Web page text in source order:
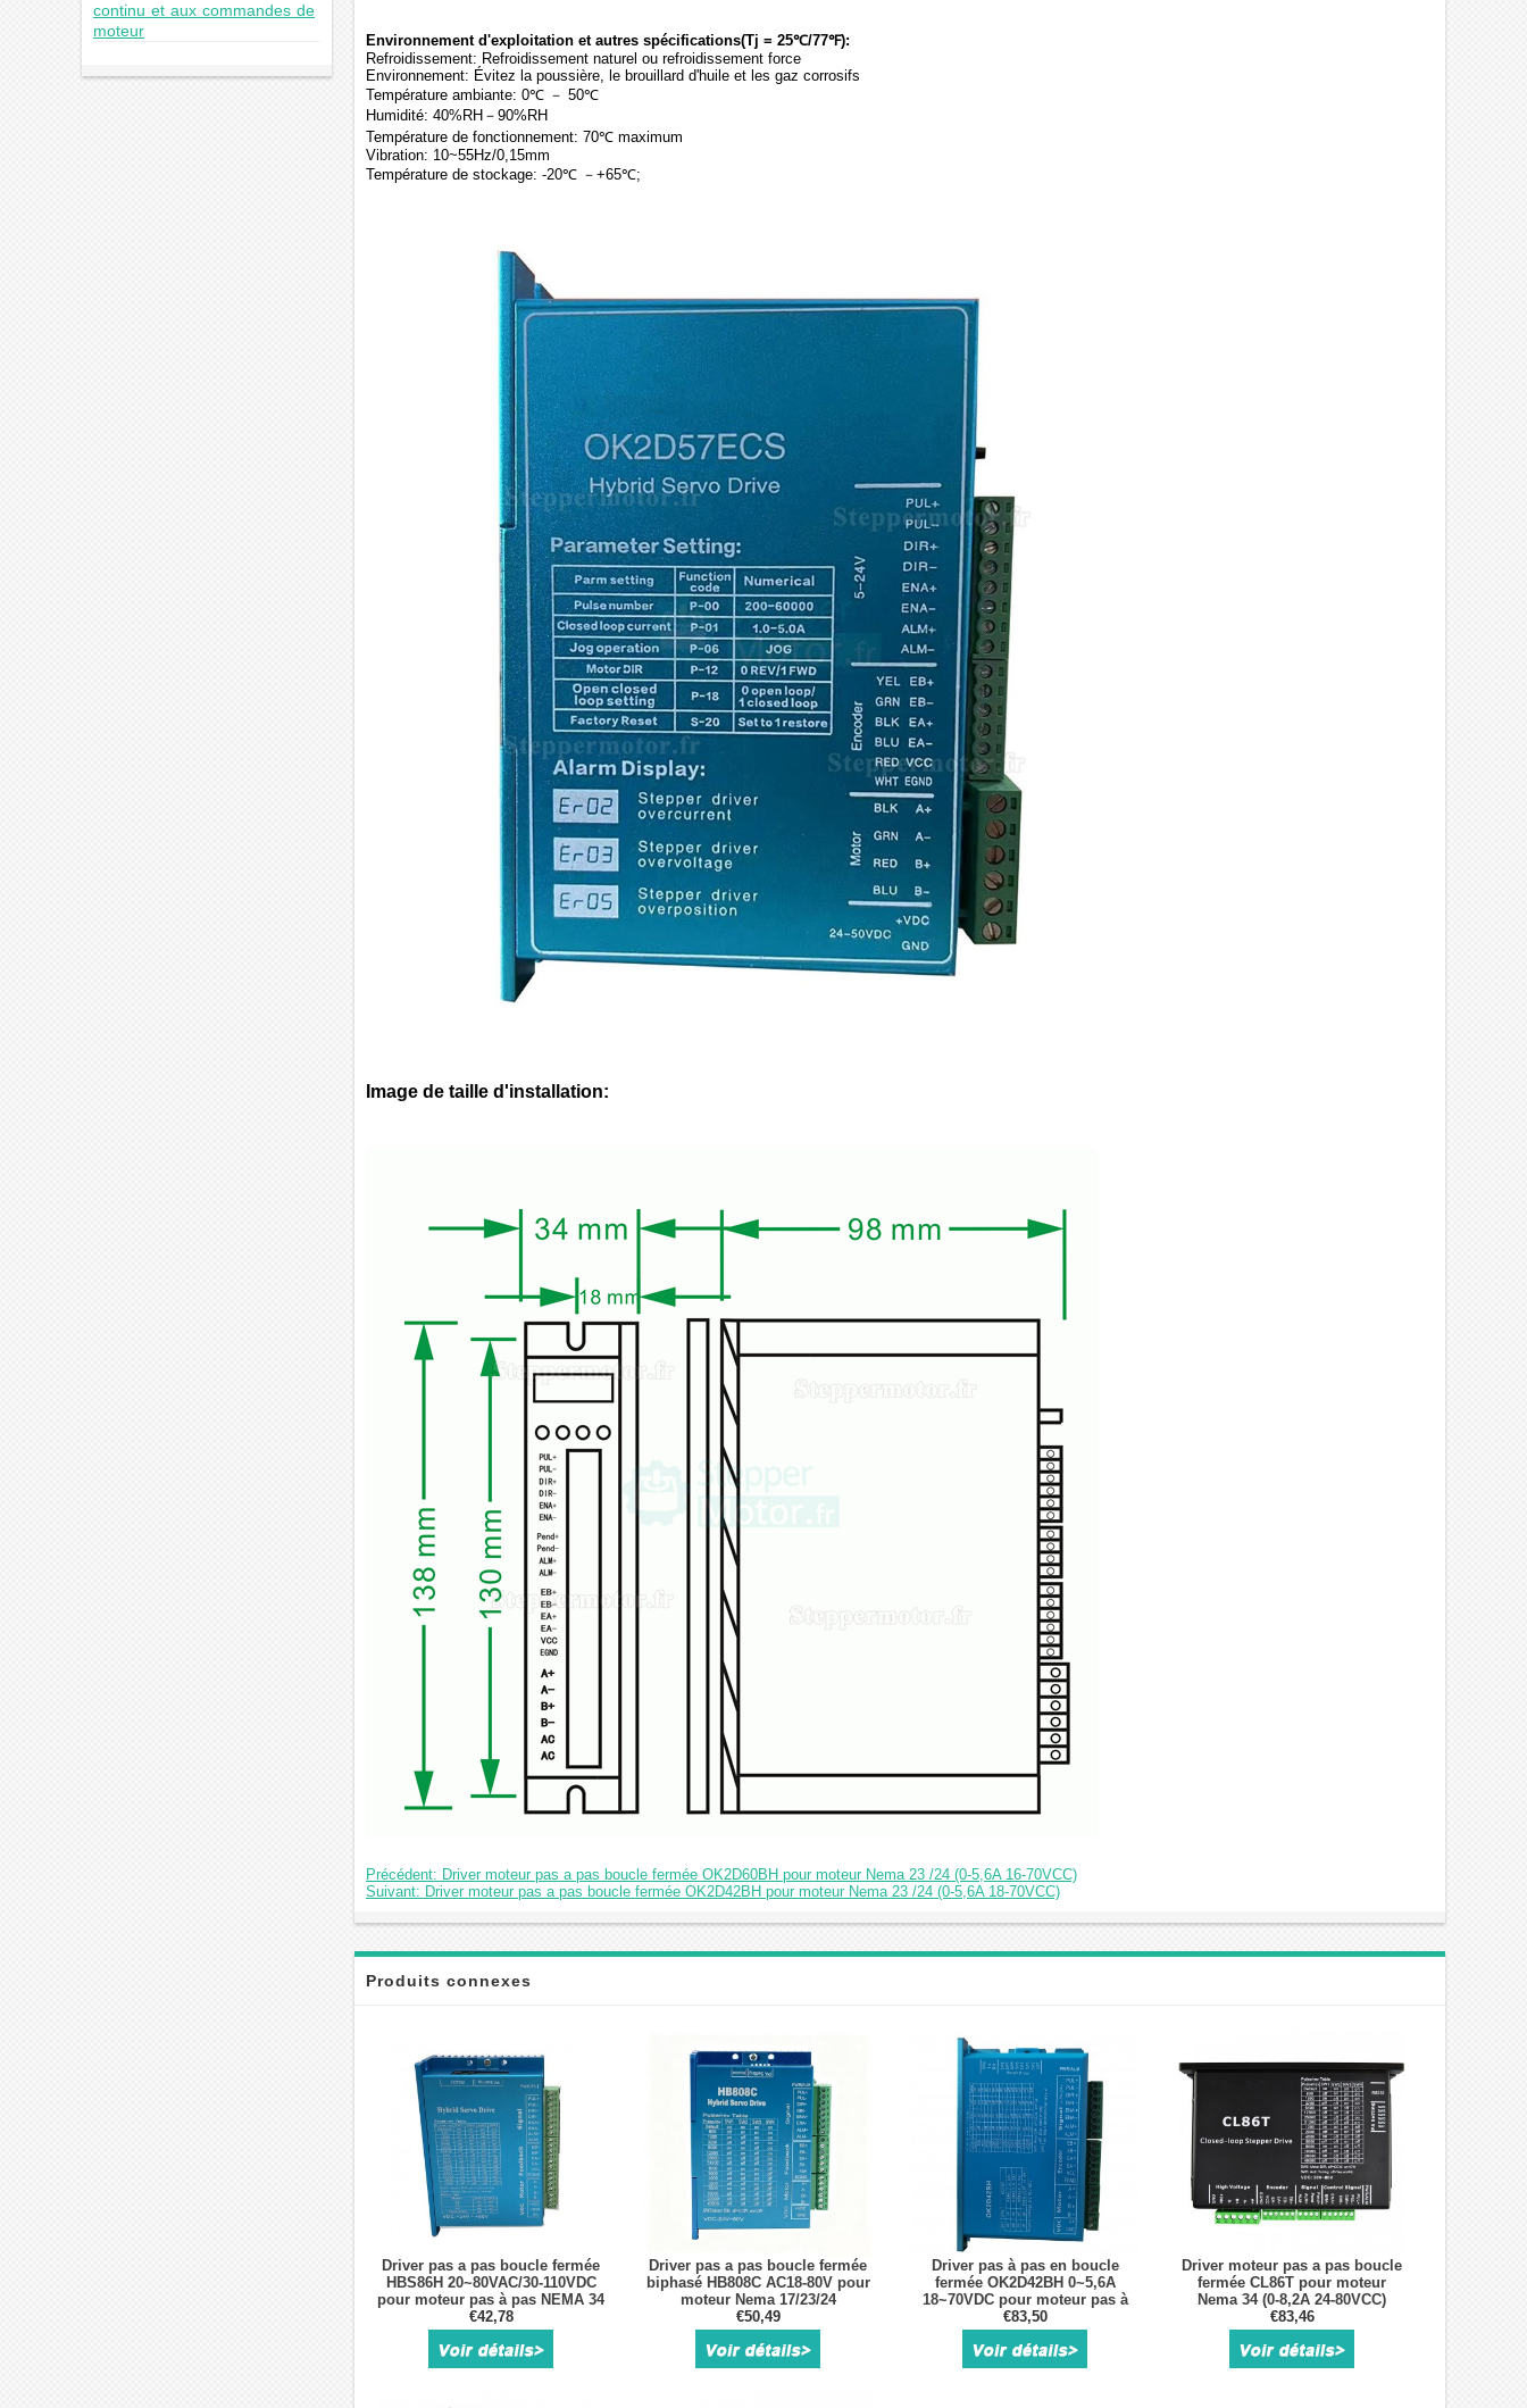
continu et aux commandes de
moteur
Environnement d'exploitation et autres spécifications(Tj = 25℃/77℉):
Refroidissement: Refroidissement naturel ou refroidissement force
Environnement: Évitez la poussière, le brouillard d'huile et les gaz corrosifs
Température ambiante: 0℃ － 50℃
Humidité: 40%RH－90%RH
Température de fonctionnement: 70℃ maximum
Vibration: 10~55Hz/0,15mm
Température de stockage: -20℃ －+65℃;
Image de taille d'installation:
Précédent: Driver moteur pas a pas boucle fermée OK2D60BH pour moteur Nema 23 /24 (0-5,6A 16-70VCC)
Suivant: Driver moteur pas a pas boucle fermée OK2D42BH pour moteur Nema 23 /24 (0-5,6A 18-70VCC)
Produits connexes
Driver pas a pas boucle fermée
HBS86H 20~80VAC/30-110VDC
pour moteur pas à pas NEMA 34
€42,78
Driver pas a pas boucle fermée
biphasé HB808C AC18-80V pour
moteur Nema 17/23/24
€50,49
Driver pas à pas en boucle
fermée OK2D42BH 0~5,6A
18~70VDC pour moteur pas à
pas Nema 17, Nema 23, Nema
24
€83,50
Driver moteur pas a pas boucle
fermée CL86T pour moteur
Nema 34 (0-8,2A 24-80VCC)
€83,46